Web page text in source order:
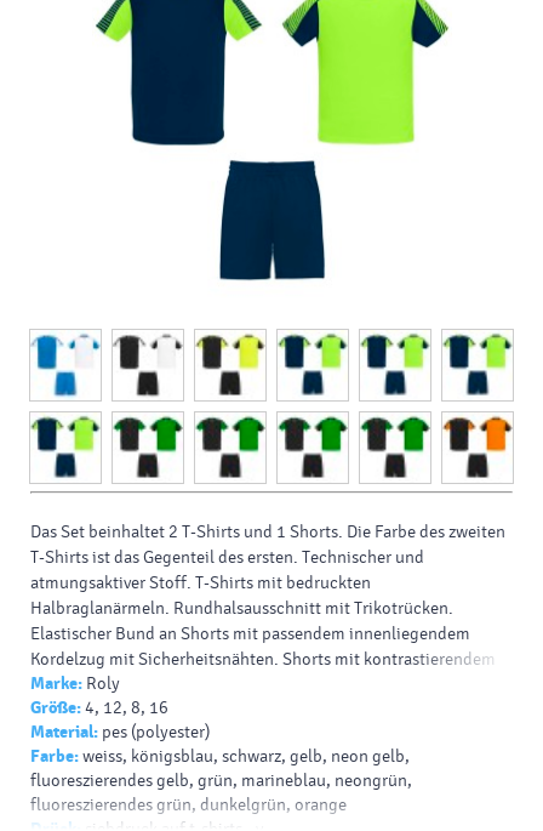
Das Set beinhaltet 2 T-Shirts und 1 Shorts. Die Farbe des zweiten
T-Shirts ist das Gegenteil des ersten. Technischer und
atmungsaktiver Stoff. T-Shirts mit bedruckten
Halbraglanärmeln. Rundhalsausschnitt mit Trikotrücken.
Elastischer Bund an Shorts mit passendem innenliegendem
Kordelzug mit Sicherheitsnähten. Shorts mit kontrastierendem
Seitenstreifen und Schlitzen am Saum. Abnehmbares Etikett.
Druck-/Dekorationsarten: Siebdruck, Transfer,
Sublimationsdruck, Digitaltransfer
Marke: Roly
Größe:4, 12, 8, 16
Material: pes (polyester)
Farbe:weiss, königsblau, schwarz, gelb, neon gelb,
fluoreszierendes gelb, grün, marineblau, neongrün,
fluoreszierendes grün, dunkelgrün, orange